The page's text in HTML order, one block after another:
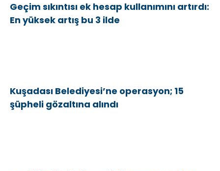
Geçim sıkıntısı ek hesap kullanımını artırdı:
En yüksek artış bu 3 ilde
Kuşadası Belediyesi’ne operasyon; 15
şüpheli gözaltına alındı